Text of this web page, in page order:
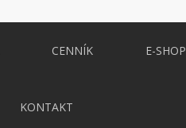
CENNÍK E-SHOP
KONTAKT